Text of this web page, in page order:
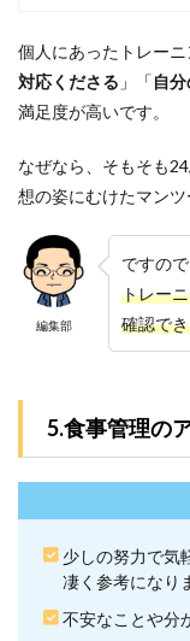
はど
んな
です
8
全国
る
24/7
ワー
クア
ウト
一覧
9
参考
個人にあったトレー
対応くださる 」「自
満足度が高いです。
なぜなら、そもそも
想の姿にむけたマンツ
編集部
ですので
トレー
確認で
5.食事管理の
少しの努力で気
凄く参考になり
不安なことや分